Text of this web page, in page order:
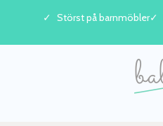
Störst på barnmöbler